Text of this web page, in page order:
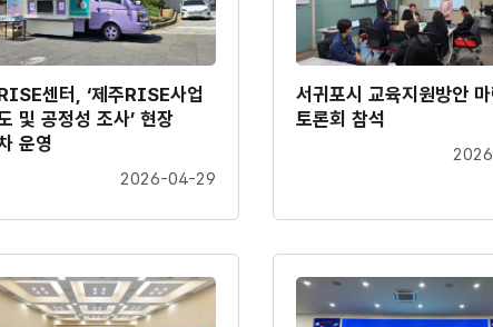
센터, ‘제주RISE사업
및 공정성 조사’ 현장
운영
2026-04-29
서귀포시 교육지원방안
토론회 참석